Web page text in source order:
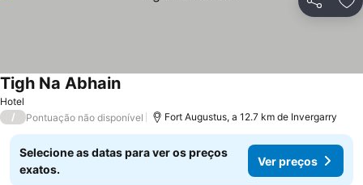
Partilhar
Hotel
Tigh Na AbhainVer preços
/ Pontuação não disponível Fort Augustus, a 12.7 km de Invergarry
Selecione as datas para ver os preços
exatos.
Ver preços